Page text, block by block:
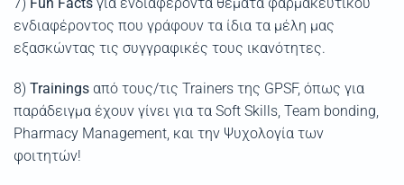
ενδιαφέροντος που γράφουν τα ίδια τα μέλη μας
εξασκώντας τις συγγραφικές τους ικανότητες.
8) Trainings από τους/τις Trainers της GPSF, όπως για
παράδειγμα έχουν γίνει για τα Soft Skills, Team bonding,
Pharmacy Management, και την Ψυχολογία των
φοιτητών!